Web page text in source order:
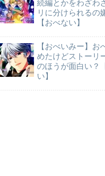
続編とかをわざわ
リに分けられるの
【おべない】
【おべいみー】お
めたけどストーリ
のほうが面白い？
い】